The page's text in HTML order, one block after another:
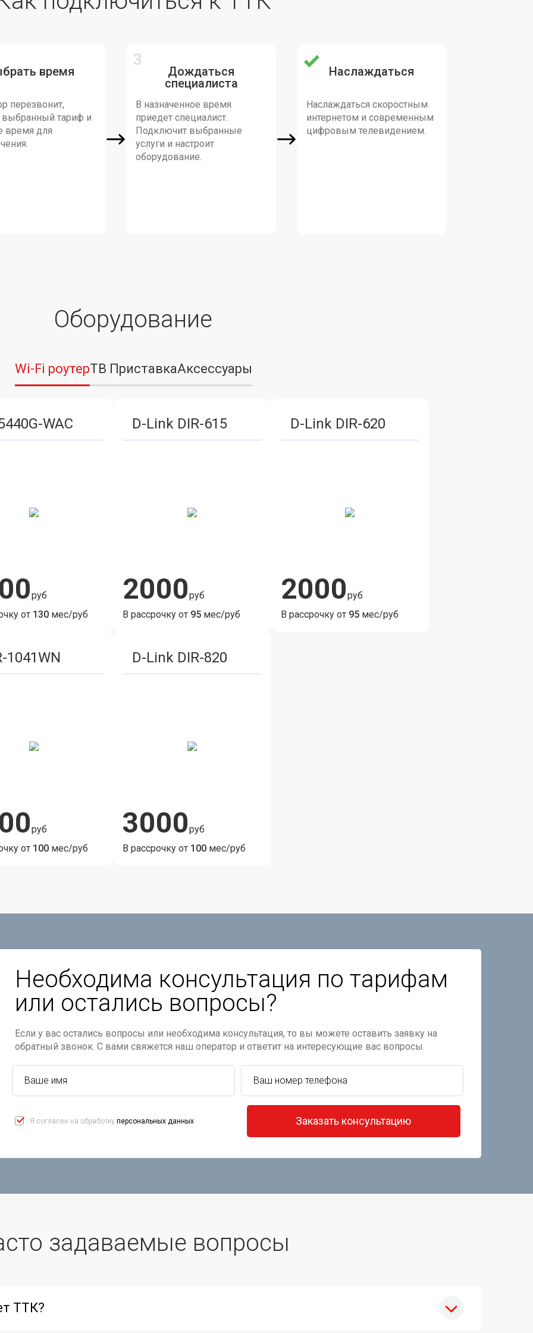
время
перезвонит,
выбранный тариф и
время для
Дождаться
специалиста
В назначенное время
приедет специалист.
Подключит выбранные
услуги и настроит
оборудование.
Наслаждаться
Наслаждаться скоростным
интернетом и современным
цифровым телевидением.
Оборудование
Wi-Fi роутерТВ ПриставкаАксессуары
WAC
руб
от 130 мес/руб
D-Link DIR-615
2000руб
В рассрочку от 95 мес/руб
D-Link DIR-620
2000руб
В рассрочку от 95 мес/руб
1041WN
руб
от 100 мес/руб
D-Link DIR-820
3000руб
В рассрочку от 100 мес/руб
Необходима консультация по тарифам
или остались вопросы?
Если у вас остались вопросы или необходима консультация, то вы можете оставить заявку на
обратный звонок. С вами свяжется наш оператор и ответит на интересующие вас вопросы.
Я согласен на обработку персональных данных Заказать консультацию
задаваемые вопросы
ТТК?